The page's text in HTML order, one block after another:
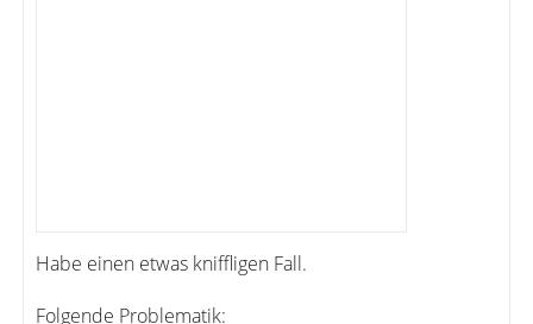
Habe einen etwas kniffligen Fall.
Folgende Problematik: